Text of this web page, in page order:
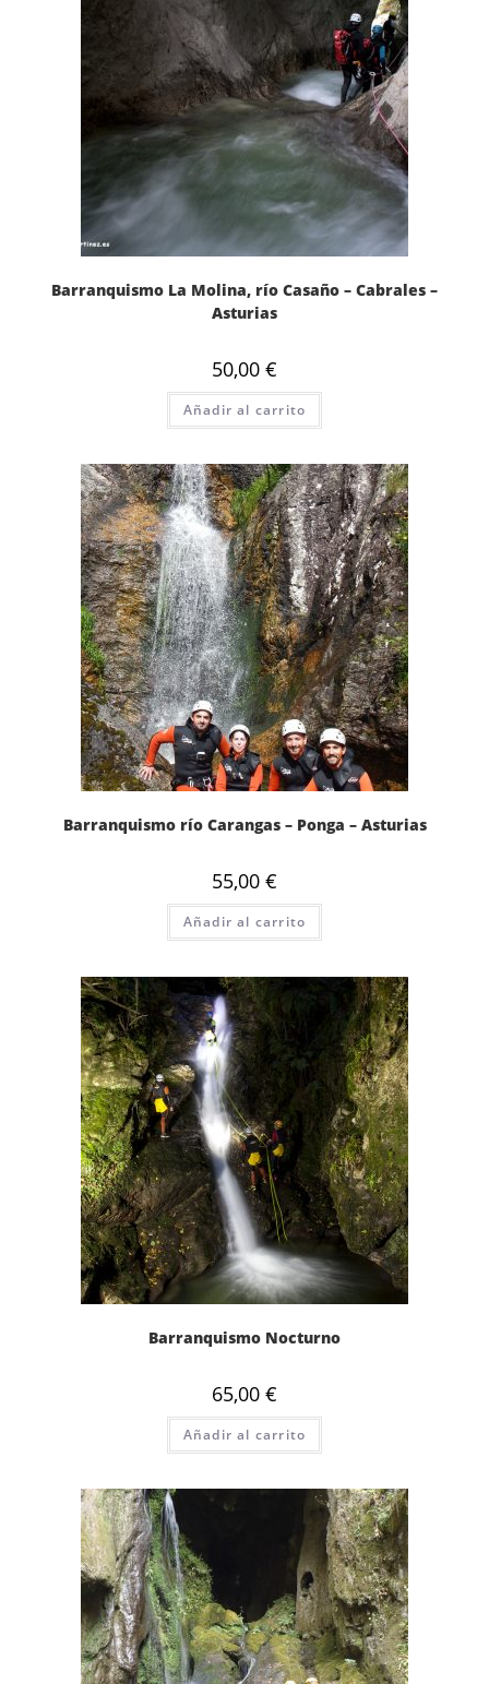
Barranquismo La Molina, río Casaño – Cabrales –
Asturias
50,00 €
Añadir al carrito
Barranquismo río Carangas – Ponga – Asturias
55,00 €
Añadir al carrito
Barranquismo Nocturno
65,00 €
Añadir al carrito